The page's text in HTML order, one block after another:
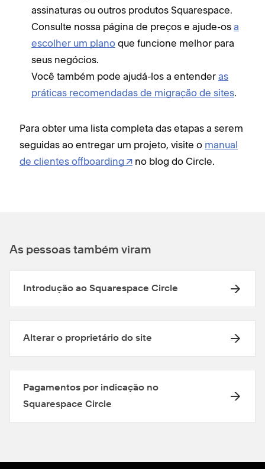
assinaturas ou outros produtos Squarespace.
Consulte nossa página de preços e ajude-os a
escolher um plano que funcione melhor para
seus negócios.
Você também pode ajudá-los a entender as
práticas recomendadas de migração de sites.
Para obter uma lista completa das etapas a serem
seguidas ao entregar um projeto, visite o manual
de clientes offboarding
no blog do Circle.
As pessoas também viram
Introdução ao Squarespace Circle
Alterar o proprietário do site
Pagamentos por indicação no
Squarespace Circle